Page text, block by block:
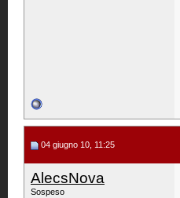
04 giugno 10, 11:25
AlecsNova
Sospeso